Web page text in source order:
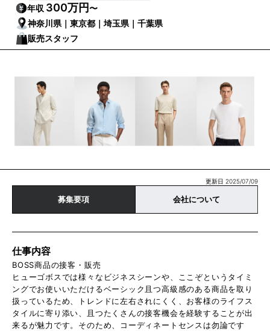
年収 300万円〜
神奈川県｜東京都｜埼玉県｜千葉県
販売スタッフ
更新日 2025/07/09
募集要項 会社について
仕事内容
BOSS商品の接客・販売
ヒューゴボスでは様々なビジネスシーンや、ここぞというタイミ
ングでお使いいただけるベーシック且つ高級感のある商品を取り
扱っているため、トレンドに左右されにくく、お客様のライフス
タイルに寄り添い、且つたくさんの接客機会を経験することが出
来るが魅力です。そのため、コーディネートセンスは勿論です